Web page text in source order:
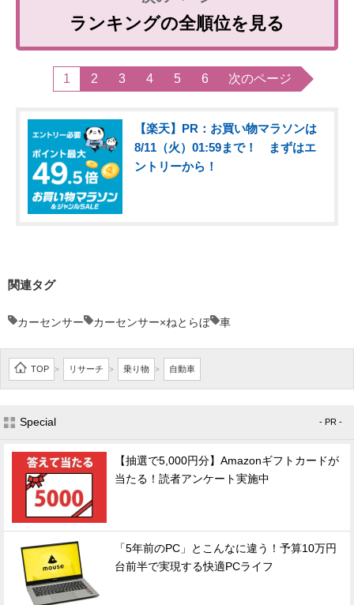
ランキングの全順位を見る
1 2 3 4 5 6 次のページ
【楽天】PR：お買い物マラソンは
8/11（火）01:59まで！ まずはエ
ントリーから！
関連タグ
カーセンサー カーセンサー×ねとらぼ 車
TOP > リサーチ > 乗り物 > 自動車
Special - PR -
【抽選で5,000円分】Amazonギフトカードが
当たる！読者アンケート実施中
「5年前のPC」とこんなに違う！予算10万円
台前半で実現する快適PCライフ